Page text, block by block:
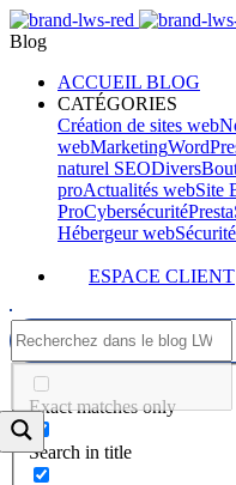
Blog
ACCUEIL BLOG
CATÉGORIES
Création de sites web
webMarketing
naturel SEODivers
proActualités webSite
ProCybersécurité
Hébergeur webSécurité
ESPACE CLIENT
Exact matches only
Search in title